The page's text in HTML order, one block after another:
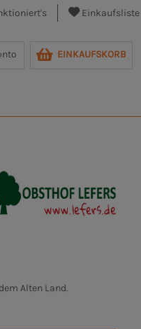
Einkaufsliste
EINKAUFSKORB
Alten Land.